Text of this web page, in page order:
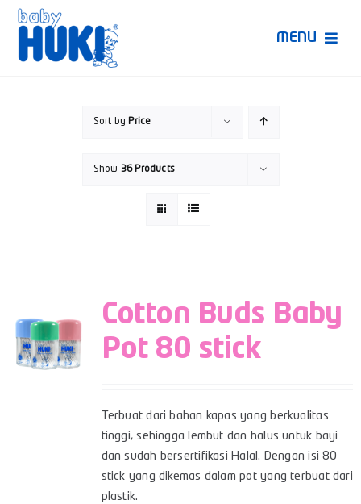
Skip
content
MENU
Sort by Price
Show 36 Products
Cotton Buds Baby
Pot 80 stick
Terbuat dari bahan kapas yang berkualitas
tinggi, sehingga lembut dan halus untuk bayi
dan sudah bersertifikasi Halal. Dengan isi 80
stick yang dikemas dalam pot yang terbuat dari
plastik.